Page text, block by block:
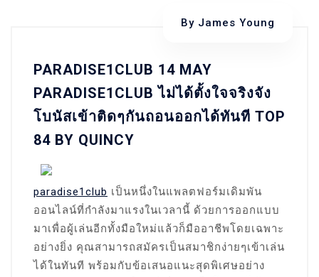
By James Young
PARADISE1CLUB 14 MAY
PARADISE1CLUB ไม่ได้ตั้งใจจริงจัง
โบนัสเข้าติดๆกันถอนออกได้ทันที TOP
84 BY QUINCY
paradise1club เป็นหนึ่งในแพลตฟอร์มเดิมพัน
ออนไลน์ที่กำลังมาแรงในเวลานี้ ด้วยการออกแบบ
มาเพื่อผู้เล่นอีกทั้งมือใหม่แล้วก็มืออาชีพโดยเฉพาะ
อย่างยิ่ง คุณสามารถสมัครเป็นสมาชิกง่ายๆเข้าเล่น
ได้ในทันที พร้อมกับข้อเสนอแนะสุดพิเศษอย่าง